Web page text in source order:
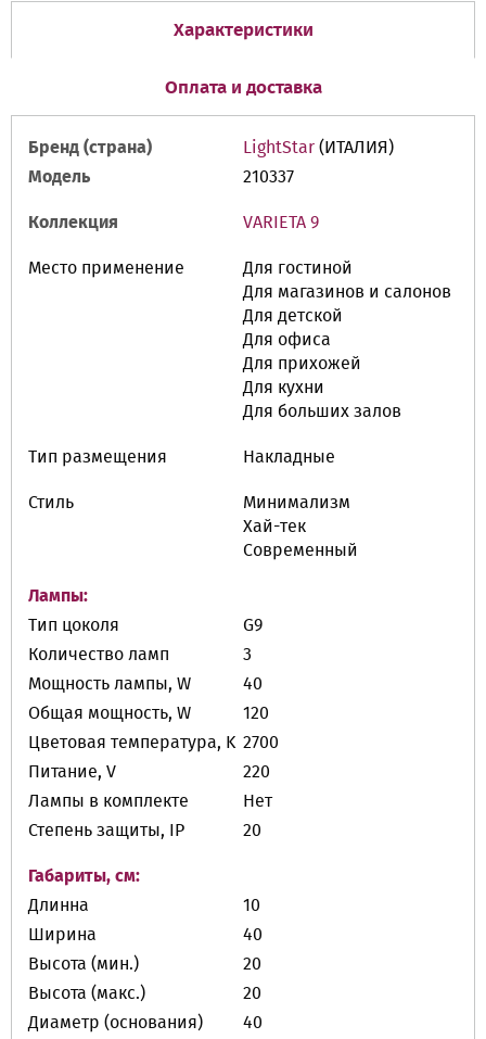
Характеристики
Оплата и доставка
Бренд (страна) LightStar (ИТАЛИЯ)
Модель
210337
Коллекция VARIETA 9
Место применение
Для гостиной
Для магазинов и салонов
Для детской
Для офиса
Для прихожей
Для кухни
Для больших залов
Тип размещения Накладные
Стиль
Минимализм
Хай-тек
Современный
Лампы:
Тип цоколя
G9
Количество ламп
3
Мощность лампы, W
40
Общая мощность, W
120
Цветовая температура, K 2700
Питание, V
220
Лампы в комплекте
Нет
Степень защиты, IP
20
Габариты, см:
Длинна
10
Ширина
40
Высота (мин.)
20
Высота (макс.)
20
Диаметр (основания)
40